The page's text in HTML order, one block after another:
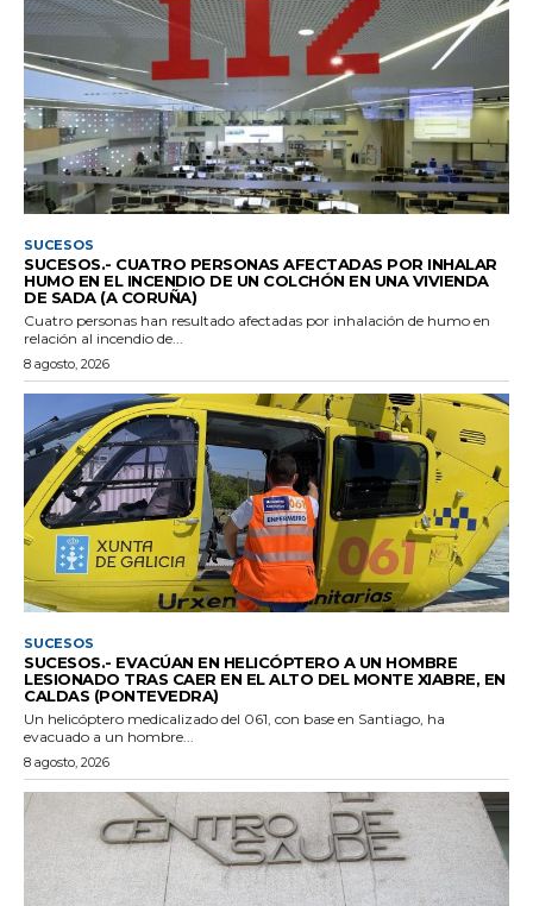
SUCESOS
SUCESOS.- CUATRO PERSONAS AFECTADAS POR INHALAR
HUMO EN EL INCENDIO DE UN COLCHÓN EN UNA VIVIENDA
DE SADA (A CORUÑA)
Cuatro personas han resultado afectadas por inhalación de humo en
relación al incendio de...
8 agosto, 2026
SUCESOS
SUCESOS.- EVACÚAN EN HELICÓPTERO A UN HOMBRE
LESIONADO TRAS CAER EN EL ALTO DEL MONTE XIABRE, EN
CALDAS (PONTEVEDRA)
Un helicóptero medicalizado del 061, con base en Santiago, ha
evacuado a un hombre...
8 agosto, 2026